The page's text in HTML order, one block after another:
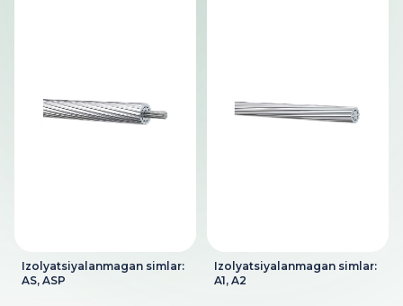
Izolyatsiyalanmagan simlar:
AS, ASP
Izolyatsiyalanmagan simlar:
A1, A2